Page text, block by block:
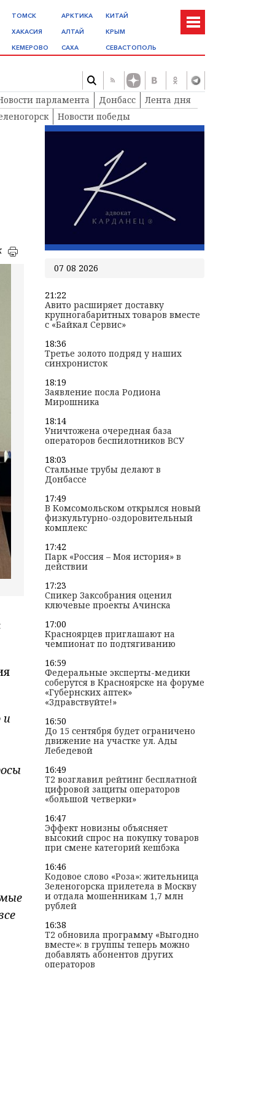
ТОМСК
ХАКАСИЯ
КЕМЕРОВО
АРКТИКА
АЛТАЙ
САХА
КИТАЙ
КРЫМ
СЕВАСТОПОЛЬ
парламента Донбасс
Лента дня
Новости победы
и
07 08 2026
21:22
Авито расширяет доставку
крупногабаритных товаров вместе
с «Байкал Сервис»
18:36
Третье золото подряд у наших
синхронисток
18:19
Заявление посла Родиона
Мирошника
18:14
Уничтожена очередная база
операторов беспилотников ВСУ
18:03
Стальные трубы делают в
Донбассе
17:49
В Комсомольском открылся новый
физкультурно-оздоровительный
комплекс
17:42
Парк «Россия – Моя история» в
действии
17:23
Спикер Заксобрания оценил
ключевые проекты Ачинска
17:00
Красноярцев приглашают на
чемпионат по подтягиванию
16:59
Федеральные эксперты-медики
соберутся в Красноярске на форуме
«Губернских аптек»
«Здравствуйте!»
16:50
До 15 сентября будет ограничено
движение на участке ул. Ады
Лебедевой
16:49
T2 возглавил рейтинг бесплатной
цифровой защиты операторов
«большой четверки»
16:47
Эффект новизны объясняет
высокий спрос на покупку товаров
при смене категорий кешбэка
16:46
Кодовое слово «Роза»: жительница
Зеленогорска прилетела в Москву
и отдала мошенникам 1,7 млн
рублей
16:38
T2 обновила программу «Выгодно
вместе»: в группы теперь можно
добавлять абонентов других
операторов